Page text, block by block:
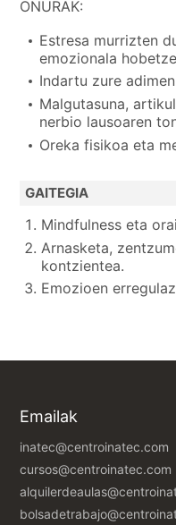
ONURAK:
Estresa murrizten
emozionala
Indartu zure
Malgutasuna,
nerbio lausoaren
Oreka fisikoa eta
GAITEGIA
Mindfulness eta
Arnasketa,
kontzientea.
Emozioen
Emailak
inatec@centroinatec.com
cursos@centroinatec.com